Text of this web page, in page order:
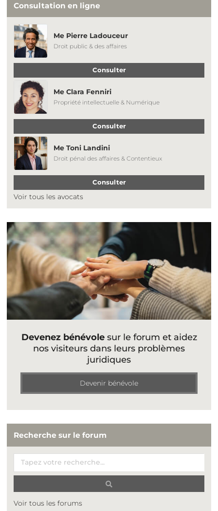
Consultation en ligne
Me Pierre Ladouceur
Droit public & des affaires
Consulter
Me Clara Fenniri
Propriété intellectuelle & Numérique
Consulter
Me Toni Landini
Droit pénal des affaires & Contentieux
Consulter
Voir tous les avocats
Devenez bénévolesur le forum et aidez
nos visiteurs dans leurs problèmes
juridiques
Devenir bénévole
Recherche sur le forum
Voir tous les forums